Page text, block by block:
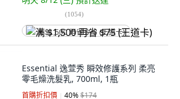
(1054)
满 $1,500 再省 $75 (王道卡)
Essential 逸萱秀 瞬效修護系列 柔亮
零毛燥洗髮乳, 700ml, 1瓶
首購折扣價 40%$174